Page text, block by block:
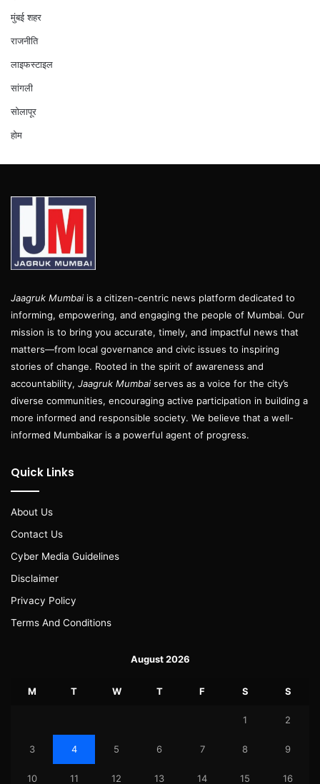
मुंबई शहर
राजनीति
लाइफस्टाइल
सांगली
सोलापूर
होम
Jaagruk Mumbai is a citizen-centric news platform dedicated to
informing, empowering, and engaging the people of Mumbai. Our
mission is to bring you accurate, timely, and impactful news that
matters—from local governance and civic issues to inspiring
stories of change. Rooted in the spirit of awareness and
accountability, Jaagruk Mumbai serves as a voice for the city’s
diverse communities, encouraging active participation in building a
more informed and responsible society. We believe that a well-
informed Mumbaikar is a powerful agent of progress.
Quick Links
About Us
Contact Us
Cyber Media Guidelines
Disclaimer
Privacy Policy
Terms And Conditions
August 2026
M T W T F S S
1 2
3 4 5 6 7 8 9
10 11 12 13 14 15 16